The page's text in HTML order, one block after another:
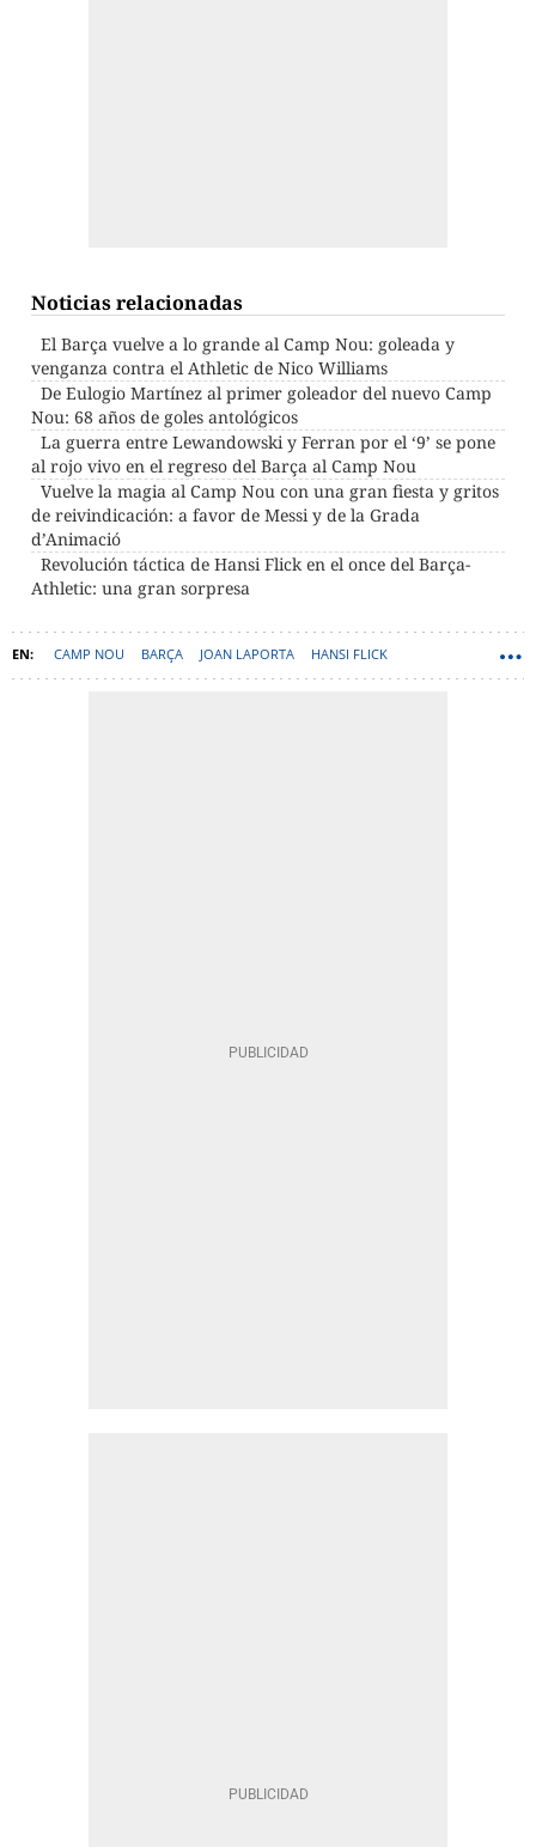
Noticias relacionadas
El Barça vuelve a lo grande al Camp Nou: goleada y
venganza contra el Athletic de Nico Williams
De Eulogio Martínez al primer goleador del nuevo Camp
Nou: 68 años de goles antológicos
La guerra entre Lewandowski y Ferran por el ‘9’ se pone
al rojo vivo en el regreso del Barça al Camp Nou
Vuelve la magia al Camp Nou con una gran fiesta y gritos
de reivindicación: a favor de Messi y de la Grada
d’Animació
Revolución táctica de Hansi Flick en el once del Barça-
Athletic: una gran sorpresa
CAMP NOU BARÇA JOAN LAPORTA HANSI FLICK